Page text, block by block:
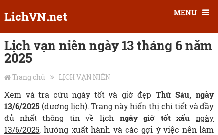
LichVN.net MENU
Lịch vạn niên ngày 13 tháng 6 năm
2025
Trang chủ LỊCH VẠN NIÊN
Xem và tra cứu ngày tốt và giờ đẹp Thứ Sáu, ngày
13/6/2025 (dương lịch). Trang này hiển thị chi tiết và đầy
đủ nhất thông tin về lịch ngày giờ tốt xấu ngày
13/6/2025, hướng xuất hành và các gợi ý việc nên làm